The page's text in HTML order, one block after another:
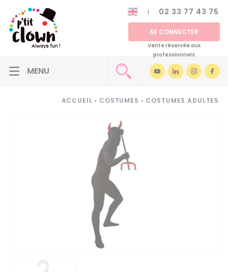
02 33 77 43 75
SE CONNECTER
Vente réservée aux
professionnels
ACCUEIL • COSTUMES • COSTUMES ADULTES